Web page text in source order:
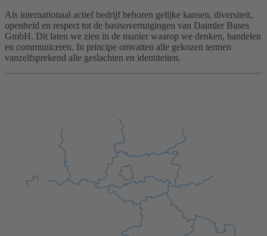
Als internationaal actief bedrijf behoren gelijke kansen, diversiteit,
openheid en respect tot de basisovertuigingen van Daimler Buses
GmbH. Dit laten we zien in de manier waarop we denken, handelen
en communiceren. In principe omvatten alle gekozen termen
vanzelfsprekend alle geslachten en identiteiten.